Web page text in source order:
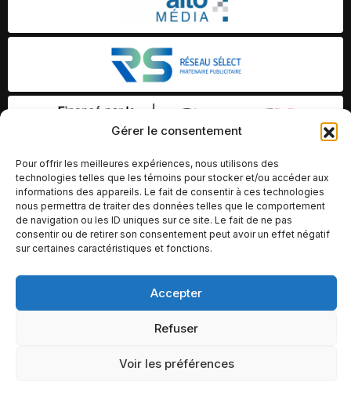
Gérer le consentement
Pour offrir les meilleures expériences, nous utilisons des
technologies telles que les témoins pour stocker et/ou accéder aux
informations des appareils. Le fait de consentir à ces technologies
nous permettra de traiter des données telles que le comportement
de navigation ou les ID uniques sur ce site. Le fait de ne pas
consentir ou de retirer son consentement peut avoir un effet négatif
sur certaines caractéristiques et fonctions.
Accepter
Refuser
Voir les préférences
© Copyright 2026 – Altomédia Inc |